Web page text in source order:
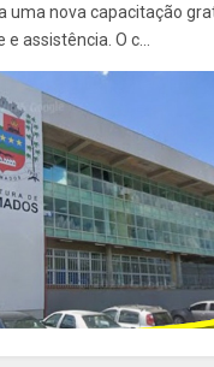
uma nova capacitação
assistência. O c...